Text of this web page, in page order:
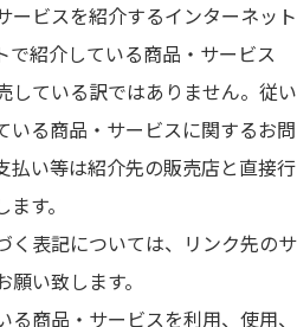
ービスを紹介するインターネット
で紹介している商品・サービス
している訳ではありません。従い
いる商品・サービスに関するお問
払い等は紹介先の販売店と直接行
す。
く表記については、リンク先のサ
い致します。
商品・サービスを利用、使用、